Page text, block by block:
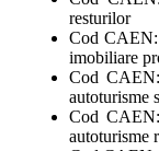
resturilor
Cod CAEN:
imobiliare
Cod
autoturisme
Cod
autoturisme